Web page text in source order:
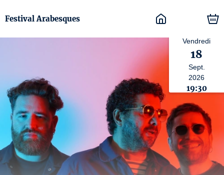
Festival Arabesques
Vendredi
18
Sept.
2026
19:30